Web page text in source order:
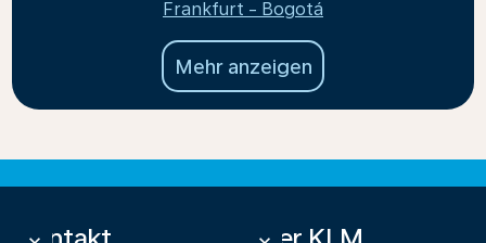
Frankfurt - Bogotá
Mehr anzeigen